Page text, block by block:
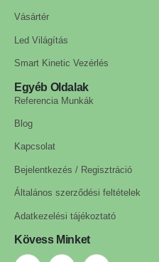
Vásártér
Led Világítás
Smart Kinetic Vezérlés
Egyéb Oldalak
Referencia Munkák
Blog
Kapcsolat
Bejelentkezés / Regisztráció
Általános szerződési feltételek
Adatkezelési tájékoztató
Kövess Minket